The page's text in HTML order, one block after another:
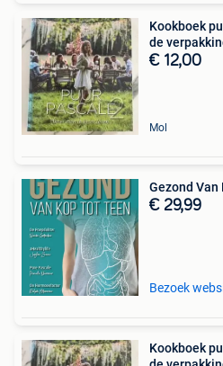
Kookboek
de
€ 12,00
Mol
Gezond Van
€ 29,99
Bezoek
Kookboek